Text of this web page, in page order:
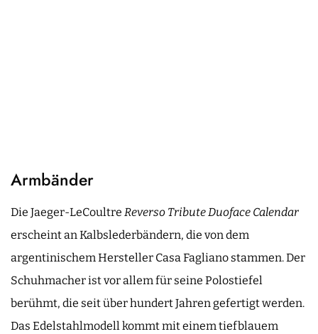
Armbänder
Die Jaeger-LeCoultre Reverso Tribute Duoface Calendar
erscheint an Kalbslederbändern, die von dem
argentinischem Hersteller Casa Fagliano stammen. Der
Schuhmacher ist vor allem für seine Polostiefel
berühmt, die seit über hundert Jahren gefertigt werden.
Das Edelstahlmodell kommt mit einem tiefblauem